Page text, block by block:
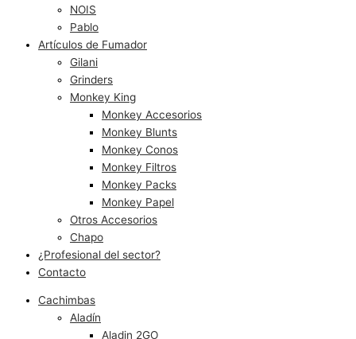
NOIS
Pablo
Artículos de Fumador
Gilani
Grinders
Monkey King
Monkey Accesorios
Monkey Blunts
Monkey Conos
Monkey Filtros
Monkey Packs
Monkey Papel
Otros Accesorios
Chapo
¿Profesional del sector?
Contacto
Cachimbas
Aladín
Aladin 2GO